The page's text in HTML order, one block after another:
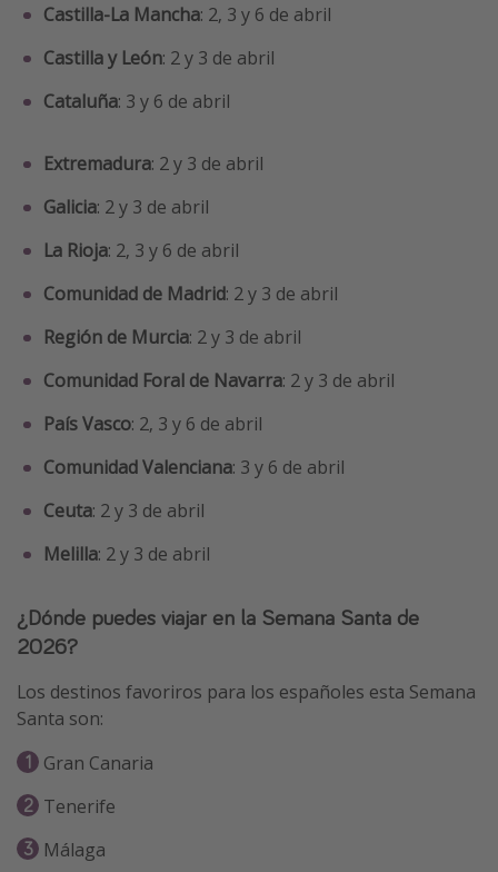
Castilla-La Mancha: 2, 3 y 6 de abril
Castilla y León: 2 y 3 de abril
Cataluña: 3 y 6 de abril
Extremadura: 2 y 3 de abril
Galicia: 2 y 3 de abril
La Rioja: 2, 3 y 6 de abril
Comunidad de Madrid: 2 y 3 de abril
Región de Murcia: 2 y 3 de abril
Comunidad Foral de Navarra: 2 y 3 de abril
País Vasco: 2, 3 y 6 de abril
Comunidad Valenciana: 3 y 6 de abril
Ceuta: 2 y 3 de abril
Melilla: 2 y 3 de abril
¿Dónde puedes viajar en la Semana Santa de
2026?
Los destinos favoriros para los españoles esta Semana
Santa son:
Gran Canaria
Tenerife
Málaga